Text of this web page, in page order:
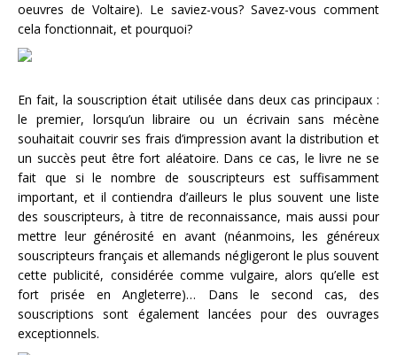
oeuvres de Voltaire). Le saviez-vous? Savez-vous comment
cela fonctionnait, et pourquoi?
En fait, la souscription était utilisée dans deux cas principaux :
le premier, lorsqu’un libraire ou un écrivain sans mécène
souhaitait couvrir ses frais d’impression avant la distribution et
un succès peut être fort aléatoire. Dans ce cas, le livre ne se
fait que si le nombre de souscripteurs est suffisamment
important, et il contiendra d’ailleurs le plus souvent une liste
des souscripteurs, à titre de reconnaissance, mais aussi pour
mettre leur générosité en avant (néanmoins, les généreux
souscripteurs français et allemands négligeront le plus souvent
cette publicité, considérée comme vulgaire, alors qu’elle est
fort prisée en Angleterre)… Dans le second cas, des
souscriptions sont également lancées pour des ouvrages
exceptionnels.